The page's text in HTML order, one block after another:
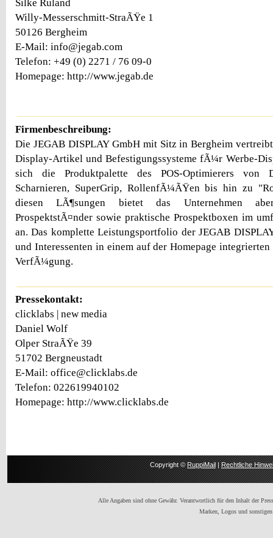
Silke Ruland
Willy-Messerschmitt-StraÃŸe 1
50126 Bergheim
E-Mail: info@jegab.com
Telefon: +49 (0) 2271 / 76 09-0
Homepage: http://www.jegab.de
Firmenbeschreibung:
Die JEGAB DISPLAY GmbH mit Sitz in Bergheim
Display-Artikel und Befestigungssysteme fÃ¼r Werbe-
sich die Produktpalette des POS-Optimierers von
Scharnieren, SuperGrip, RollenfÃ¼ÃŸen bis hin zu
diesen LÃ¶sungen bietet das Unternehmen
ProspektstÃ¤nder sowie praktische Prospektboxen im
an. Das komplette Leistungsportfolio der JEGAB
und Interessenten in einem auf der Homepage
VerfÃ¼gung.
Pressekontakt:
clicklabs | new media
Daniel Wolf
Olper StraÃŸe 39
51702 Bergneustadt
E-Mail: office@clicklabs.de
Telefon: 022619940102
Homepage: http://www.clicklabs.de
Copyright ©RuppiMail|Rechtliche
Alle Angaben sind ohne Gewähr. Verantwortlich für den Inhalt der
Marken, Logos und